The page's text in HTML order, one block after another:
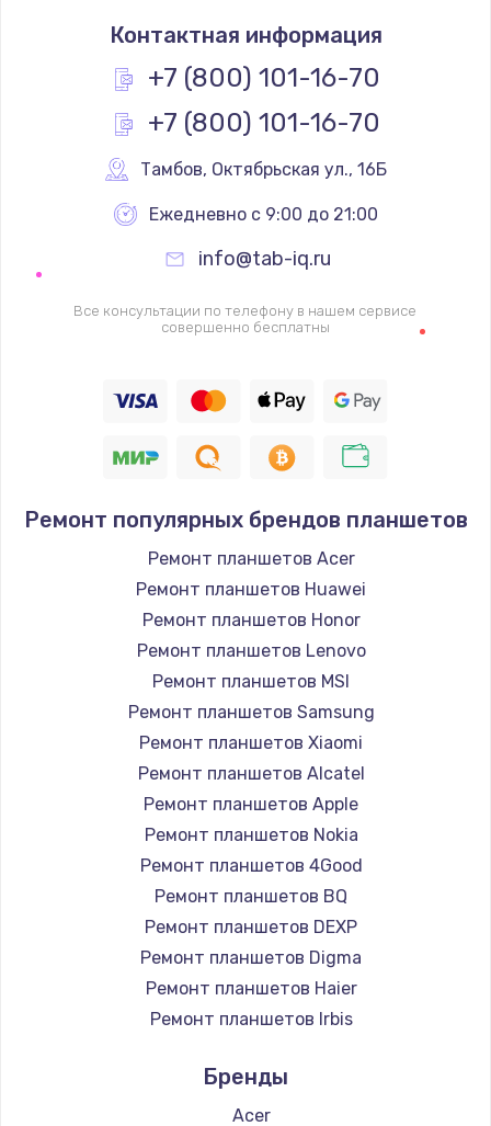
Заказать
Замена видеокарты
1600 руб.
Заказать
Ремонт цепей питания
2500 руб.
750 руб.
Заказать
Установка драйверов
725 руб.
Замена вебкамеры
Заказать
990 руб.
Заказать
Настройка Wi-Fi
1030 руб.
Заказать
Замена шим-контроллера
3900 руб.
Замена HDMI
Контактная информация
+7 (800) 101-16-70
+7 (800) 101-16-70
Тамбов, Октябрьская ул., 16Б
Ежедневно с 9:00 до 21:00
info@tab-iq.ru
Все консультации по телефону в нашем сервисе
совершенно бесплатны
Ремонт популярных брендов планшетов
Ремонт планшетов Acer
Ремонт планшетов Huawei
Ремонт планшетов Honor
Ремонт планшетов Lenovo
Ремонт планшетов MSI
Ремонт планшетов Samsung
Ремонт планшетов Xiaomi
Ремонт планшетов Alcatel
Ремонт планшетов Apple
Ремонт планшетов Nokia
Ремонт планшетов 4Good
Ремонт планшетов BQ
Ремонт планшетов DEXP
Ремонт планшетов Digma
Ремонт планшетов Haier
Ремонт планшетов Irbis
Ремонт планшетов Microsoft
Ремонт планшетов BlackView
Бренды
Acer